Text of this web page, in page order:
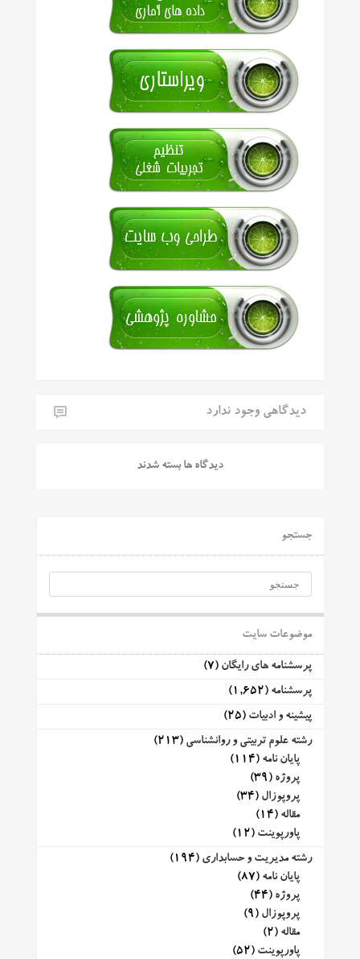
دیدگاهی وجود ندارد
دیدگاه ها بسته شدند
جستجو
موضوعات سایت
پرسشنامه های رایگان (7)
پرسشنامه (1,652)
پیشینه و ادبیات (25)
رشته علوم تربیتی و روانشناسی (213)
پایان نامه (114)
پروژه (39)
پروپوزال (34)
مقاله (14)
پاورپوینت (12)
رشته مدیریت و حسابداری (194)
پایان نامه (87)
پروژه (44)
پروپوزال (9)
مقاله (2)
پاورپوینت (52)